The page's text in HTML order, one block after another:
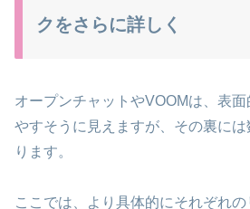
クをさらに詳しく
オープンチャットやVOOMは、表
やすそうに見えますが、その裏に
ります。
ここでは、より具体的にそれぞれ